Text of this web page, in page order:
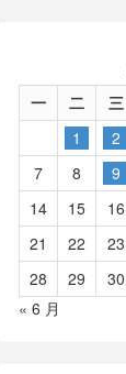
一 二 三
1
2
7
8 9
14
15 16
21
22 23
28
29
30
« 6 月